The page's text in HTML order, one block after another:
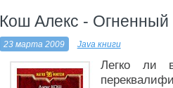
Кош Алекс - Огненный
23 марта 2009 Java книги
Легко ли